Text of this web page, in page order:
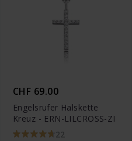
CHF 69.00
Engelsrufer Halskette
Kreuz - ERN-LILCROSS-ZI
22